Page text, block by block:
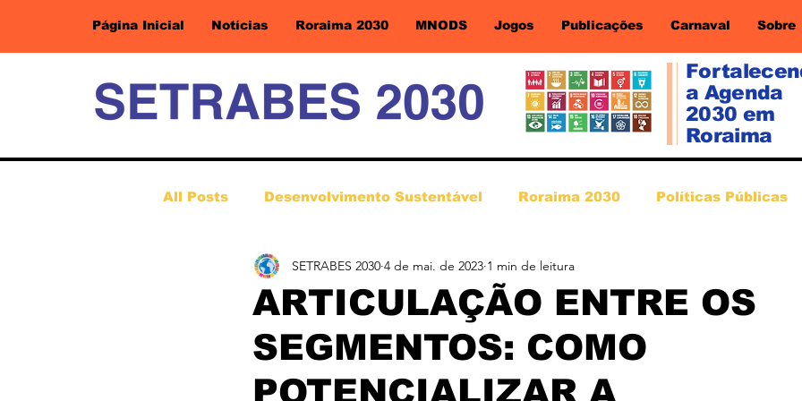
Página Inicial Notícias Roraima 2030 MNODS Jogos Publicações Carnaval Sobre
a Agenda
2030 em
Roraima
All Posts Desenvolvimento Sustentável Roraima 2030 Políticas Públicas
ARTICULAÇÃO ENTRE OS
SEGMENTOS: COMO
POTENCIALIZAR A
SETRABES 2030 4 de mai. de 2023 1 min de leitura